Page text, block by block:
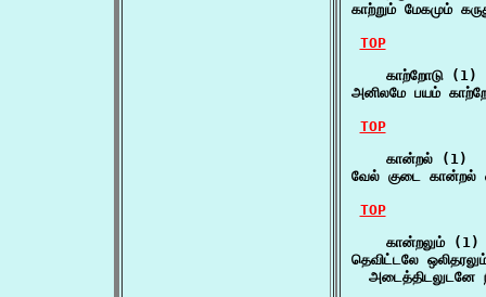
காற்றும் மேகமும்
TOP
    காற்றோடு (1)
அனிலமே பயம்
TOP
    கான்றல் (1)
வேல் குடை கான்றல்
TOP
    கான்றலும் (1)
தெவிட்டலே
அடைத்திடலுடனே